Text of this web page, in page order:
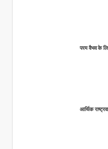
परम वैभव के
आर्थिक